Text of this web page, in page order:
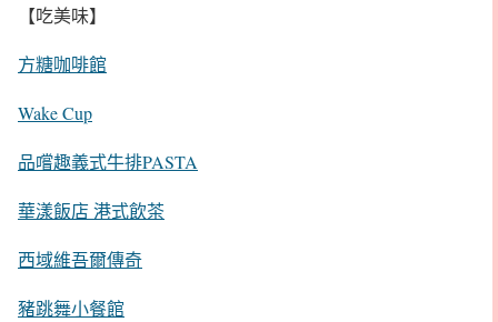
【吃美味】
方糖咖啡館
Wake Cup
品嚐趣義式牛排PASTA
華漾飯店 港式飲茶
西域維吾爾傳奇
豬跳舞小餐館